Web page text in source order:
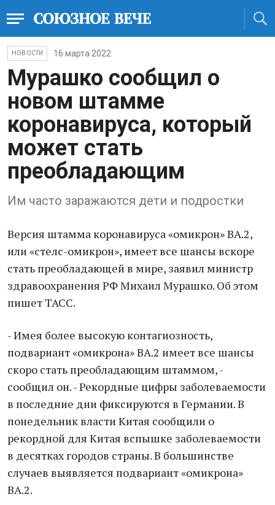
НОВОСТИ 16 марта 2022
Мурашко сообщил о
новом штамме
коронавируса, который
может стать
преобладающим
Им часто заражаются дети и подростки
Версия штамма коронавируса «омикрон» BA.2,
или «стелс-омикрон», имеет все шансы вскоре
стать преобладающей в мире, заявил министр
здравоохранения РФ Михаил Мурашко. Об этом
пишет ТАСС.
- Имея более высокую контагиозность,
подвариант «омикрона» BA.2 имеет все шансы
скоро стать преобладающим штаммом, -
сообщил он. - Рекордные цифры заболеваемости
в последние дни фиксируются в Германии. В
понедельник власти Китая сообщили о
рекордной для Китая вспышке заболеваемости
в десятках городов страны. В большинстве
случаев выявляется подвариант «омикрона»
BA.2.